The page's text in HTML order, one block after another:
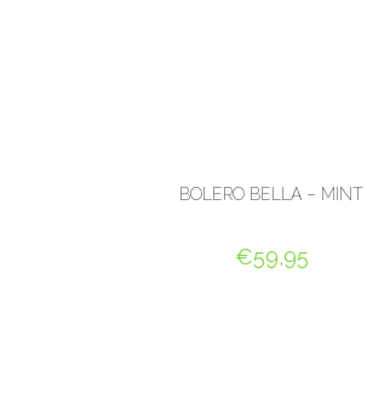
BOLERO BELLA – MINT
€59,95